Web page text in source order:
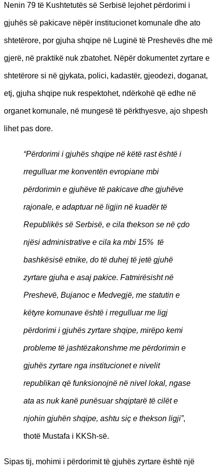
Nenin 79 të Kushtetutës së Serbisë lejohet përdorimi i
gjuhës së pakicave nëpër institucionet komunale dhe ato
shtetërore, por gjuha shqipe në Luginë të Preshevës dhe më
gjerë, në praktikë nuk zbatohet. Nëpër dokumentet zyrtare e
shtetërore si në gjykata, polici, kadastër, gjeodezi, doganat,
etj, gjuha shqipe nuk respektohet, ndërkohë që edhe në
organet komunale, në mungesë të përkthyesve, ajo shpesh
lihet pas dore.
“Përdorimi i gjuhës shqipe në këtë rast është i
rregulluar me konventën evropiane mbi
përdorimin e gjuhëve të pakicave dhe gjuhëve
rajonale, e adaptuar në ligjin në kuadër të
Republikës së Serbisë, e cila thekson se në çdo
njësi administrative e cila ka mbi 15% të
bashkësisë etnike, do të duhej të jetë gjuhë
zyrtare gjuha e asaj pakice. Fatmirësisht në
Preshevë, Bujanoc e Medvegjë, me statutin e
këtyre komunave është i rregulluar me ligj
përdorimi i gjuhës zyrtare shqipe, mirëpo kemi
probleme të jashtëzakonshme me përdorimin e
gjuhës zyrtare nga institucionet e nivelit
republikan që funksionojnë në nivel lokal, ngase
ata as nuk kanë punësuar shqiptarë të cilët e
njohin gjuhën shqipe, ashtu siç e thekson ligji”,
thotë Mustafa i KKSh-së.
Sipas tij, mohimi i përdorimit të gjuhës zyrtare është një